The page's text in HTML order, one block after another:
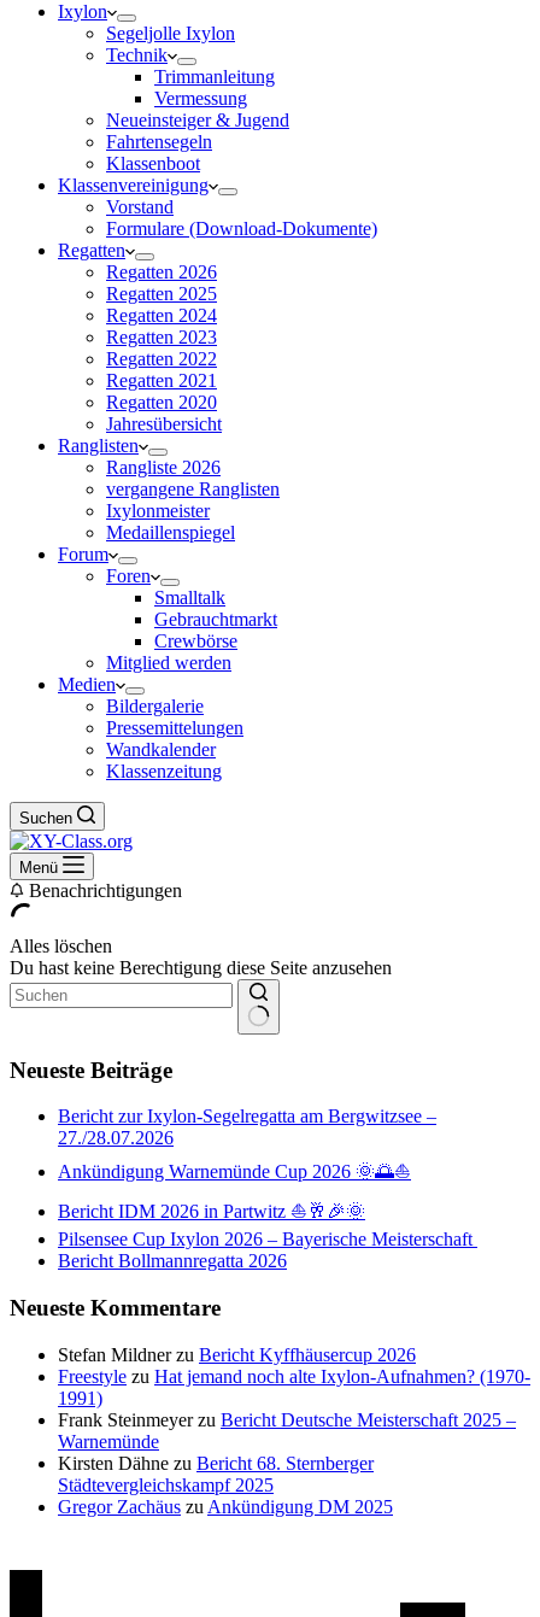
Ixylon
Segeljolle Ixylon
Technik
Trimmanleitung
Vermessung
Neueinsteiger & Jugend
Fahrtensegeln
Klassenboot
Klassenvereinigung
Vorstand
Formulare (Download-Dokumente)
Regatten
Regatten 2026
Regatten 2025
Regatten 2024
Regatten 2023
Regatten 2022
Regatten 2021
Regatten 2020
Jahresübersicht
Ranglisten
Rangliste 2026
vergangene Ranglisten
Ixylonmeister
Medaillenspiegel
Forum
Foren
Smalltalk
Gebrauchtmarkt
Crewbörse
Mitglied werden
Medien
Bildergalerie
Pressemittelungen
Wandkalender
Klassenzeitung
Suchen
Menü
Benachrichtigungen
Alles löschen
Du hast keine Berechtigung diese Seite anzusehen
Ergebnisse
Neueste Beiträge
Bericht zur Ixylon-Segelregatta am Bergwitzsee –
27./28.07.2026
Ankündigung Warnemünde Cup 2026 🌞🌅⛵
Bericht IDM 2026 in Partwitz ⛵🥂🎉🌞
Pilsensee Cup Ixylon 2026 – Bayerische Meisterschaft
Bericht Bollmannregatta 2026
Neueste Kommentare
Stefan Mildnerzu Bericht Kyffhäusercup 2026
Freestyle zu Hat jemand noch alte Ixylon-Aufnahmen? (1970-
1991)
Frank Steinmeyerzu Bericht Deutsche Meisterschaft 2025 –
Warnemünde
Kirsten Dähne zu Bericht 68. Sternberger
Städtevergleichskampf 2025
Gregor Zachäus zu Ankündigung DM 2025